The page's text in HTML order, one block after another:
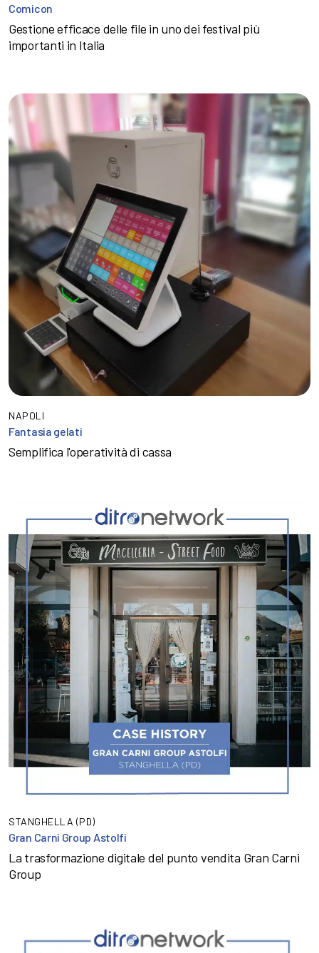
Comicon
Gestione efficace delle file in uno dei festival più
importanti in Italia
NAPOLI
Fantasia gelati
Semplifica l'operatività di cassa
STANGHELLA (PD)
Gran Carni Group Astolfi
La trasformazione digitale del punto vendita Gran Carni
Group